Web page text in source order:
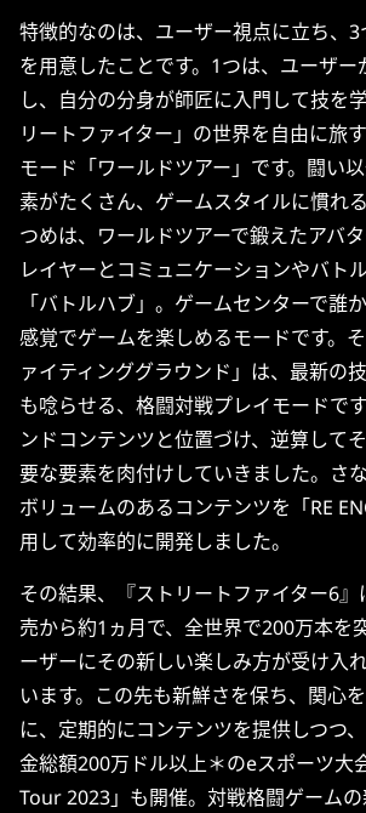
特徴的なのは、ユーザー視点に立ち、
を用意したことです。1つは、ユーザー
し、自分の分身が師匠に入門して技を
リートファイター」の世界を自由に旅
モード「ワールドツアー」です。闘い
素がたくさん、ゲームスタイルに慣れ
つめは、ワールドツアーで鍛えたアバ
レイヤーとコミュニケーションやバト
「バトルハブ」。ゲームセンターで誰
感覚でゲームを楽しめるモードです。
ァイティンググラウンド」は、最新の
も唸らせる、格闘対戦プレイモードで
ンドコンテンツと位置づけ、逆算して
要な要素を肉付けしていきました。さ
ボリュームのあるコンテンツを「RE
用して効率的に開発しました。
その結果、『ストリートファイター6
売から約1ヵ月で、全世界で200万本を
ーザーにその新しい楽しみ方が受け入
います。この先も新鮮さを保ち、関心
に、定期的にコンテンツを提供しつつ
金総額200万ドル以上＊のeスポーツ大
Tour 2023」も開催。対戦格闘ゲーム